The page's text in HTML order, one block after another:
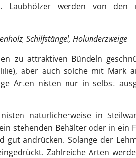
Laubhölzer werden von den
Schilfstängel, Holunderzweige
zu attraktiven Bündeln
aber auch solche mit Mark
Arten nisten nur in selbst
nisten natürlicherweise in
stehenden Behälter oder in ein
gut andrücken. Solange der
Zahlreiche Arten